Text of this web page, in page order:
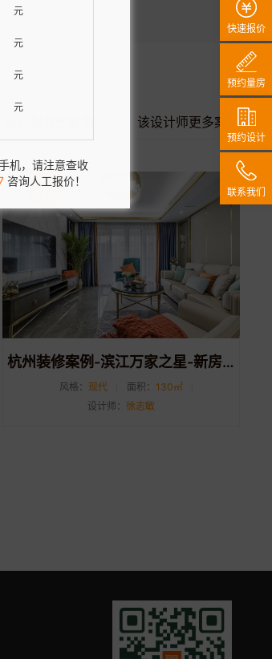
该设计师更多案例
杭州装修案例-滨江万家之星-新房装修 现代风格 130方
风格： 现代 面积： 130㎡
设计师： 徐志敏
元
元
元
元
机，请注意查收
咨询人工报价！
快速报价
预约量房
预约设计
联系我们